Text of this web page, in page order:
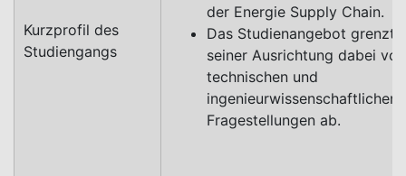
Kurzprofil des
Studiengangs
der Energie Supply Chain.
Das Studienangebot grenzt
seiner Ausrichtung dabei
technischen und
ingenieurwissenschaftlichen
Fragestellungen ab.